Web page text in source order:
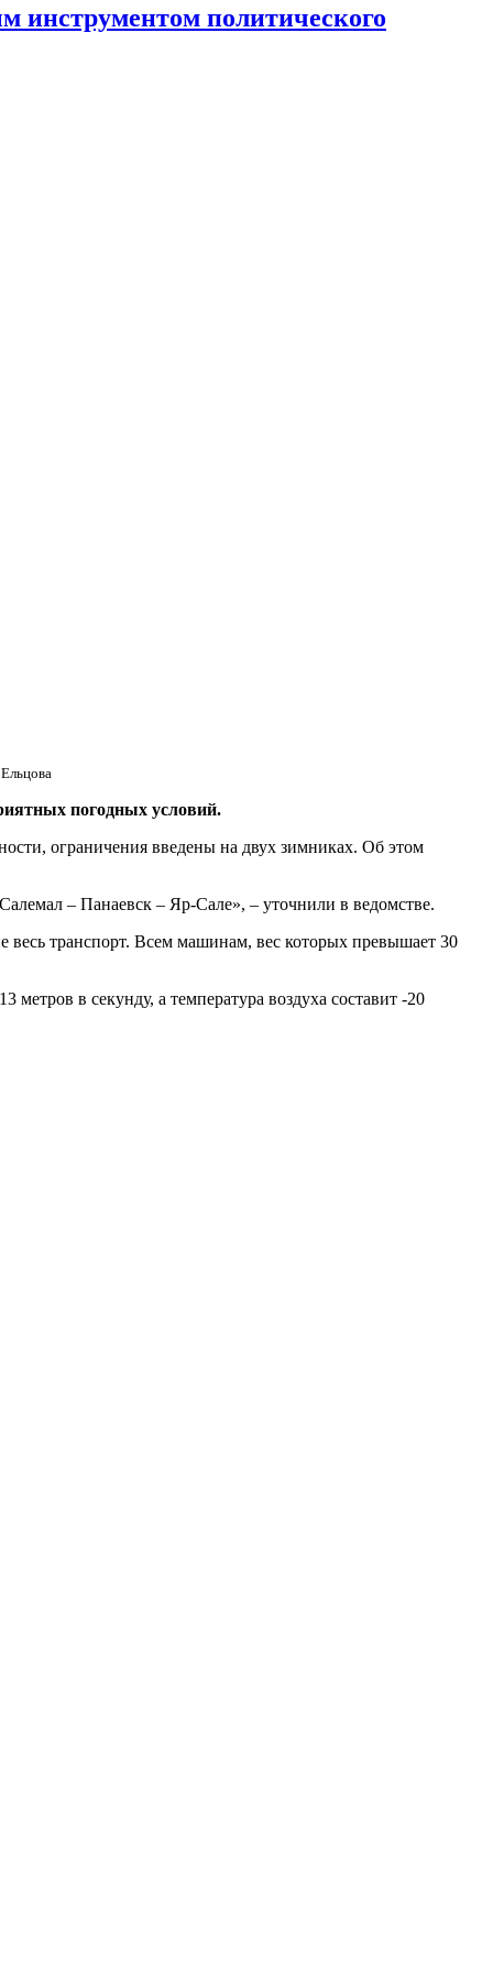
инструментом политического
погодных условий.
ограничения введены на двух зимниках. Об этом
– Панаевск – Яр-Сале», – уточнили в ведомстве.
весь транспорт. Всем машинам, вес которых превышает 30
метров в секунду, а температура воздуха составит -20